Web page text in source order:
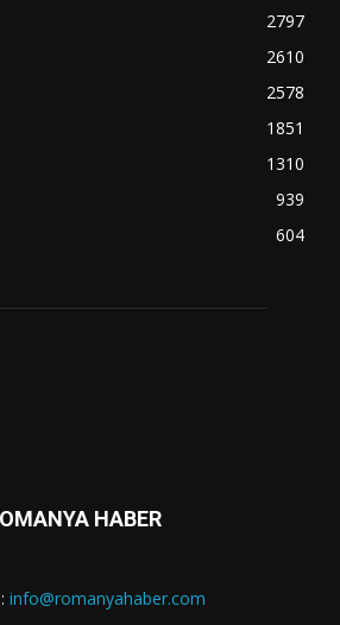
2797
2610
2578
1851
1310
939
604
HABER
info@romanyahaber.com